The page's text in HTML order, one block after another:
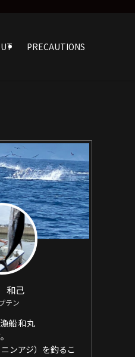
PRECAUTIONS
和己
テン
船 和丸
ンアジ）を釣るこ